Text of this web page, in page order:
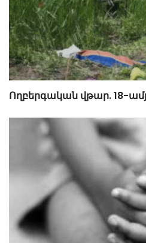
Ողբերգական վթար. 18-